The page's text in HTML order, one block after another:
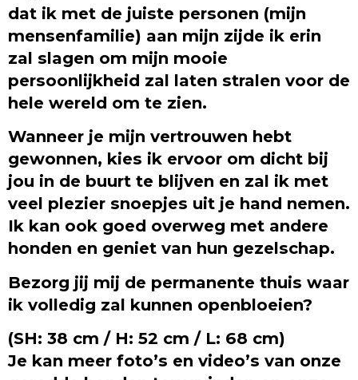
dat ik met de juiste personen (mijn
mensenfamilie) aan mijn zijde ik erin
zal slagen om mijn mooie
persoonlijkheid zal laten stralen voor de
hele wereld om te zien.
Wanneer je mijn vertrouwen hebt
gewonnen, kies ik ervoor om dicht bij
jou in de buurt te blijven en zal ik met
veel plezier snoepjes uit je hand nemen.
Ik kan ook goed overweg met andere
honden en geniet van hun gezelschap.
Bezorg jij mij de permanente thuis waar
ik volledig zal kunnen openbloeien?
(SH: 38 cm / H: 52 cm / L: 68 cm)
Je kan meer foto’s en video’s van onze